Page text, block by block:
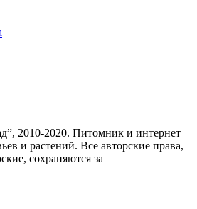
2010-2020. Питомник и интернет
и растений. Все авторские права,
сохраняются за